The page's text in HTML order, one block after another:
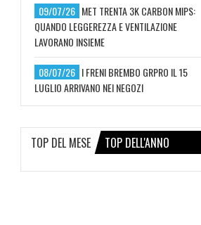
09/07/26 MET TRENTA 3K CARBON MIPS:
QUANDO LEGGEREZZA E VENTILAZIONE
LAVORANO INSIEME
08/07/26 I FRENI BREMBO GRPRO IL 15
LUGLIO ARRIVANO NEI NEGOZI
TOP DEL MESE TOP DELL'ANNO